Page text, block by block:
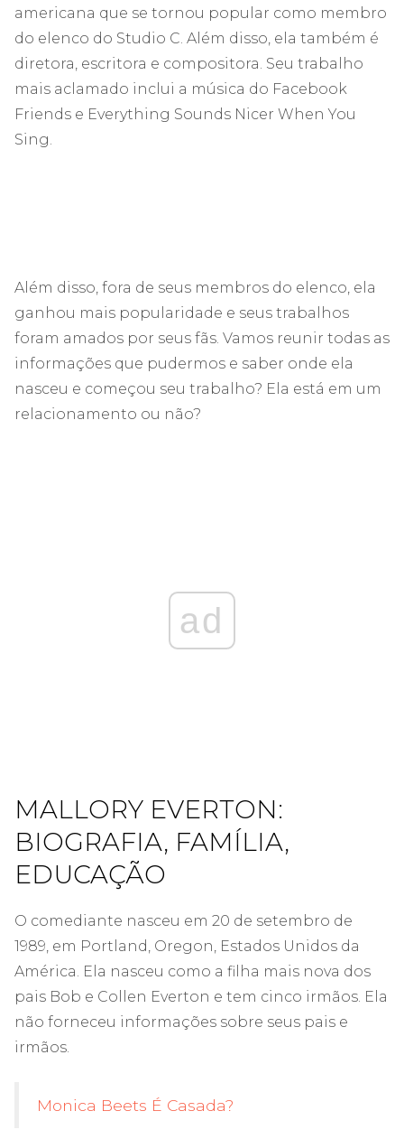
americana que se tornou popular como membro
do elenco do Studio C. Além disso, ela também é
diretora, escritora e compositora. Seu trabalho
mais aclamado inclui a música do Facebook
Friends e Everything Sounds Nicer When You
Sing.
Além disso, fora de seus membros do elenco, ela
ganhou mais popularidade e seus trabalhos
foram amados por seus fãs. Vamos reunir todas as
informações que pudermos e saber onde ela
nasceu e começou seu trabalho? Ela está em um
relacionamento ou não?
ad
MALLORY EVERTON:
BIOGRAFIA, FAMÍLIA,
EDUCAÇÃO
O comediante nasceu em 20 de setembro de
1989, em Portland, Oregon, Estados Unidos da
América. Ela nasceu como a filha mais nova dos
pais Bob e Collen Everton e tem cinco irmãos. Ela
não forneceu informações sobre seus pais e
irmãos.
Monica Beets É Casada?